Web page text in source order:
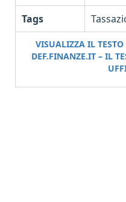
Tags
VISUALIZZA IL
DEF.FINANZE.IT – IL